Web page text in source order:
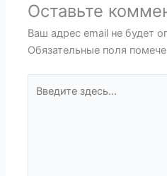
Оставьте
Ваш адрес email не будет
Обязательные поля
здесь...